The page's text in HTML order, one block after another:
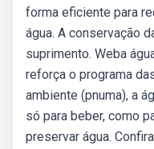
forma eficiente para
água. A conservação
suprimento. Weba
reforça o programa
ambiente (pnuma), a
só para beber, como
preservar água.